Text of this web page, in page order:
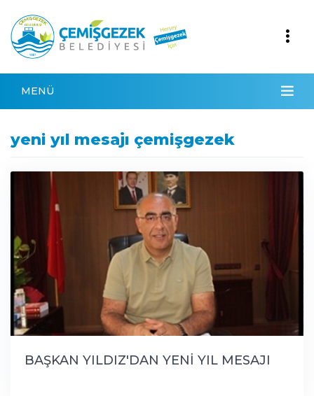
MENÜ
yeni yıl mesajı çemişgezek
BAŞKAN YILDIZ'DAN YENİ YIL MESAJI